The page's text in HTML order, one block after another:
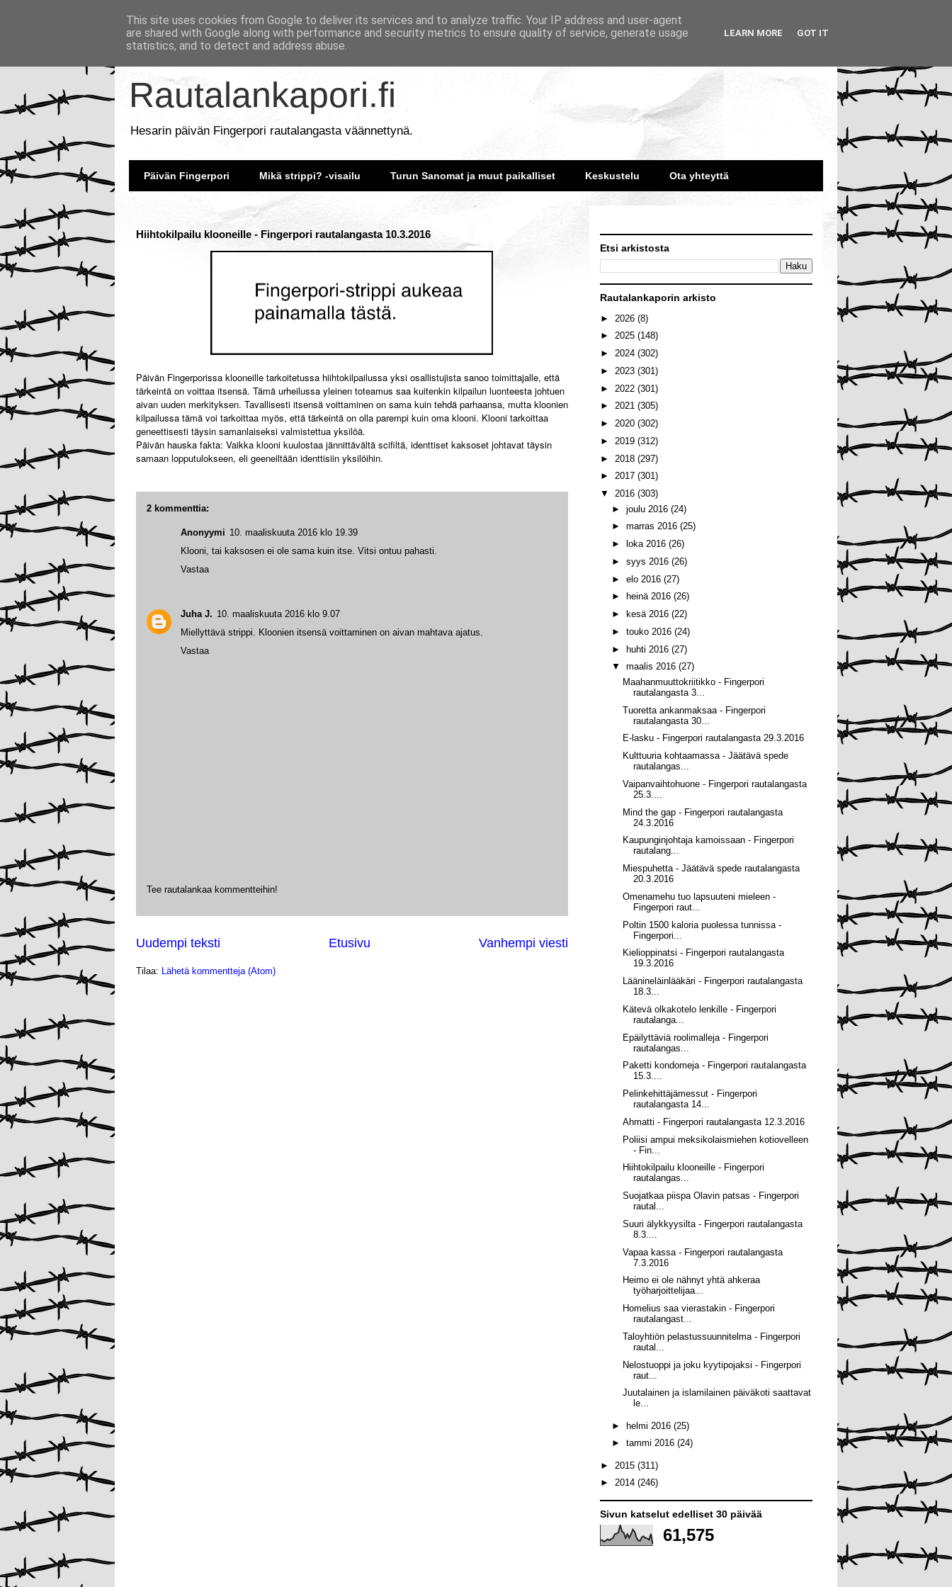
Rautalankapori.fi
Hesarin päivän Fingerpori rautalangasta väännettynä.
Päivän Fingerpori Mikä strippi? -visailu Turun Sanomat ja muut paikalliset Keskustelu Ota yhteyttä
Hiihtokilpailu klooneille - Fingerpori rautalangasta 10.3.2016
Päivän Fingerporissa klooneille tarkoitetussa hiihtokilpailussa yksi osallistujista sanoo toimittajalle, että
tärkeintä on voittaa itsensä. Tämä urheilussa yleinen toteamus saa kuitenkin kilpailun luonteesta johtuen
aivan uuden merkityksen. Tavallisesti itsensä voittaminen on sama kuin tehdä parhaansa, mutta kloonien
kilpailussa tämä voi tarkoittaa myös, että tärkeintä on olla parempi kuin oma klooni. Klooni tarkoittaa
geneettisesti täysin samanlaiseksi valmistettua yksilöä.
Päivän hauska fakta: Vaikka klooni kuulostaa jännittävältä scifiltä, identtiset kaksoset johtavat täysin
samaan lopputulokseen, eli geeneiltään identtisiin yksilöihin.
2 kommenttia:
Juha J. 10. maaliskuuta 2016 klo 9.07
Miellyttävä strippi. Kloonien itsensä voittaminen on aivan mahtava ajatus.
Vastaa
Anonyymi 10. maaliskuuta 2016 klo 19.39
Klooni, tai kaksosen ei ole sama kuin itse. Vitsi ontuu pahasti.
Vastaa
Tee rautalankaa kommentteihin!
Uudempi teksti Vanhempi viesti
Etusivu
Tilaa: Lähetä kommentteja (Atom)
Etsi arkistosta
Rautalankaporin arkisto
► 2026 (8)
► 2025 (148)
► 2024 (302)
► 2023 (301)
► 2022 (301)
► 2021 (305)
► 2020 (302)
► 2019 (312)
► 2018 (297)
► 2017 (301)
▼ 2016 (303)
► joulu 2016 (24)
► marras 2016 (25)
►
loka 2016 (26)
► syys 2016 (26)
► elo 2016 (27)
►
heinä 2016 (26)
►
kesä 2016 (22)
► touko 2016 (24)
► huhti 2016 (27)
▼ maalis 2016 (27)
Maahanmuuttokriitikko - Fingerpori
rautalangasta 3...
Tuoretta ankanmaksaa - Fingerpori
rautalangasta 30...
E-lasku - Fingerpori rautalangasta 29.3.2016
Kulttuuria kohtaamassa - Jäätävä spede
rautalangas...
Vaipanvaihtohuone - Fingerpori rautalangasta
25.3....
Mind the gap - Fingerpori rautalangasta
24.3.2016
Kaupunginjohtaja kamoissaan - Fingerpori
rautalang...
Miespuhetta - Jäätävä spede rautalangasta
20.3.2016
Omenamehu tuo lapsuuteni mieleen -
Fingerpori raut...
Poltin 1500 kaloria puolessa tunnissa -
Fingerpori...
Kielioppinatsi - Fingerpori rautalangasta
19.3.2016
Läänineläinlääkäri - Fingerpori rautalangasta
18.3...
Kätevä olkakotelo lenkille - Fingerpori
rautalanga...
Epäilyttäviä roolimalleja - Fingerpori
rautalangas...
Paketti kondomeja - Fingerpori rautalangasta
15.3....
Pelinkehittäjämessut - Fingerpori
rautalangasta 14...
Ahmatti - Fingerpori rautalangasta 12.3.2016
Poliisi ampui meksikolaismiehen kotiovelleen
- Fin...
Hiihtokilpailu klooneille - Fingerpori
rautalangas...
Suojatkaa piispa Olavin patsas - Fingerpori
rautal...
Suuri älykkyysilta - Fingerpori rautalangasta
8.3....
Vapaa kassa - Fingerpori rautalangasta
7.3.2016
Heimo ei ole nähnyt yhtä ahkeraa
työharjoittelijaa...
Homelius saa vierastakin - Fingerpori
rautalangast...
Taloyhtiön pelastussuunnitelma - Fingerpori
rautal...
Nelostuoppi ja joku kyytipojaksi - Fingerpori
raut...
Juutalainen ja islamilainen päiväkoti saattavat
le...
► helmi 2016 (25)
► tammi 2016 (24)
► 2015 (311)
► 2014 (246)
Sivun katselut edelliset 30 päivää
61,575
This site uses cookies from Google to deliver its services and to analyze traffic. Your IP address and user-agent
are shared with Google along with performance and security metrics to ensure quality of service, generate usage
statistics, and to detect and address abuse.
LEARN MORE GOT IT